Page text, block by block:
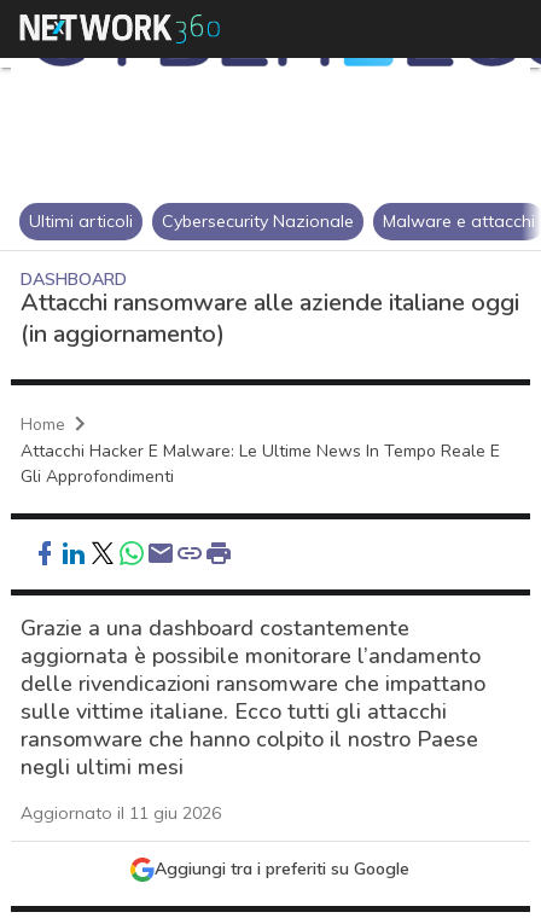
Ultimi articoli Cybersecurity Nazionale Malware e attacchi
DASHBOARD
Attacchi ransomware alle aziende italiane oggi
(in aggiornamento)
Home
Attacchi Hacker E Malware: Le Ultime News In Tempo Reale E
Gli Approfondimenti
Grazie a una dashboard costantemente
aggiornata è possibile monitorare l’andamento
delle rivendicazioni ransomware che impattano
sulle vittime italiane. Ecco tutti gli attacchi
ransomware che hanno colpito il nostro Paese
negli ultimi mesi
Aggiornato il 11 giu 2026
Aggiungi tra i preferiti su Google